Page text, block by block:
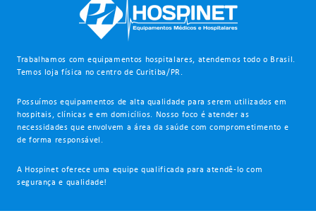
Trabalhamos com equipamentos hospitalares, atendemos todo o Brasil.
Temos loja física no centro de Curitiba/PR.
Possuímos equipamentos de alta qualidade para serem utilizados em
hospitais, clínicas e em domicílios. Nosso foco é atender as
necessidades que envolvem a área da saúde com comprometimento e
de forma responsável.
A Hospinet oferece uma equipe qualificada para atendê-lo com
segurança e qualidade!